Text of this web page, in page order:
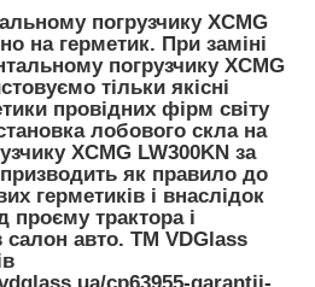
погрузчику XCMG
на герметик. При заміні
погрузчику XCMG
тільки якісні
провідних фірм світу
лобового скла на
XCMG LW300KN за
як правило до
герметиків і внаслідок
проєму трактора і
авто. TM VDGlass